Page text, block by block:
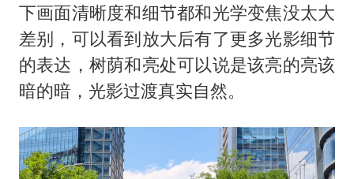
下画面清晰度和细节都和光学变焦没太大
差别，可以看到放大后有了更多光影细节
的表达，树荫和亮处可以说是该亮的亮该
暗的暗，光影过渡真实自然。